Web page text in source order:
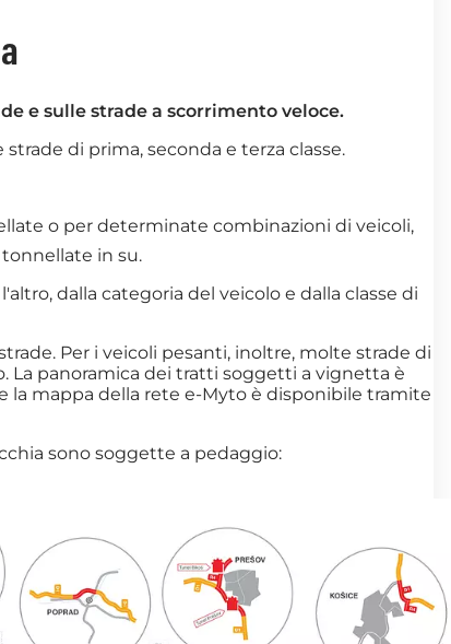
e sulle strade a scorrimento veloce.
di prima, seconda e terza classe.
o per determinate combinazioni di veicoli,
tonnellate in su.
dalla categoria del veicolo e dalla classe di
Per i veicoli pesanti, inoltre, molte strade di
La panoramica dei tratti soggetti a vignetta è
la mappa della rete e-Myto è disponibile tramite
sono soggette a pedaggio: